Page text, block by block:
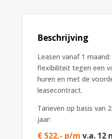
Beschrijving
Leasen vanaf 1
flexibiliteit tegen een
huren en met de
leasecontract.
Tarieven op basis van
jaar:
€ 522,- p/m v.a. 12